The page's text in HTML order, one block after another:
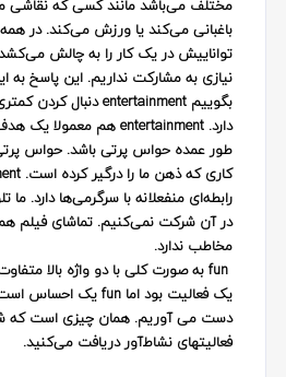
مختلف می‌باشد مانند کسی که نقاشی
باغبانی می‌کند یا ورزش می‌کند. در
تواناییش در یک کار را به چالش
نیازی به مشارکت نداریم. این پاسخ
بگوییم entertainmentدنبال کردن
دارد. entertainmentهم معمولا یک هدف
طور عمده حواس پرتی باشد. حواس
کاری که ذهن ما را درگیر کرده است.
رابطه‌ای منفعلانه با سرگرمی‌ها دارد. ما
در آن شرکت نمی‌کنیم. تماشای فیلم
مخاطب ندارد.
funبه صورت کلی با دو واژه بالا
یک فعالیت بود اما funیک احساس است
دست می آوریم. همان چیزی است که
فعالیتهای نشاط‌آور دریافت می‌کنید.